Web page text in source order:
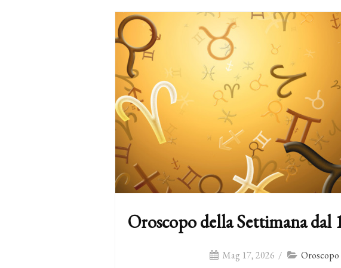
Oroscopo della Settimana dal
Mag 17, 2026 / Oroscopo